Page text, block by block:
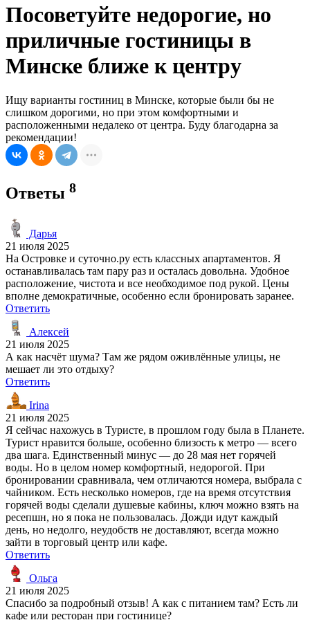
Посоветуйте недорогие, но
приличные гостиницы в
Минске ближе к центру
Ищу варианты гостиниц в Минске, которые были бы не
слишком дорогими, но при этом комфортными и
расположенными недалеко от центра. Буду благодарна за
рекомендации!
Ответы 8
Дарья
21 июля 2025
На Островке и суточно.ру есть классных апартаментов. Я
останавливалась там пару раз и осталась довольна. Удобное
расположение, чистота и все необходимое под рукой. Цены
вполне демократичные, особенно если бронировать заранее.
Ответить
Алексей
21 июля 2025
А как насчёт шума? Там же рядом оживлённые улицы, не
мешает ли это отдыху?
Ответить
Irina
21 июля 2025
Я сейчас нахожусь в Туристе, в прошлом году была в Планете.
Турист нравится больше, особенно близость к метро — всего
два шага. Единственный минус — до 28 мая нет горячей
воды. Но в целом номер комфортный, недорогой. При
бронировании сравнивала, чем отличаются номера, выбрала с
чайником. Есть несколько номеров, где на время отсутствия
горячей воды сделали душевые кабины, ключ можно взять на
ресепшн, но я пока не пользовалась. Дожди идут каждый
день, но недолго, неудобств не доставляют, всегда можно
зайти в торговый центр или кафе.
Ответить
Ольга
21 июля 2025
Спасибо за подробный отзыв! А как с питанием там? Есть ли
кафе или ресторан при гостинице?